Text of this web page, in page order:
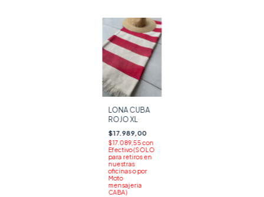
LONA CUBA
ROJO XL
$17.989,00
$17.089,55con
Efectivo (SOLO
para retiros en
nuestras
oficinas o por
Moto
mensajeria
CABA)